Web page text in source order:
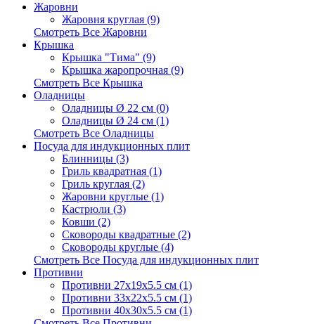
Жаровни
Жаровня круглая (9)
Смотреть Все Жаровни
Крышка
Крышка "Тима" (9)
Крышка жаропрочная (9)
Смотреть Все Крышка
Оладницы
Оладницы Ø 22 см (0)
Оладницы Ø 24 см (1)
Смотреть Все Оладницы
Посуда для индукционных плит
Блинницы (3)
Гриль квадратная (1)
Гриль круглая (2)
Жаровни круглые (1)
Кастрюли (3)
Ковши (2)
Сковороды квадратные (2)
Сковороды круглые (4)
Смотреть Все Посуда для индукционных плит
Противни
Противни 27х19x5.5 см (1)
Противни 33х22x5.5 см (1)
Противни 40х30x5.5 см (1)